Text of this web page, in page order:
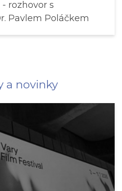
rozhovor s
Pavlem Poláčkem
a novinky